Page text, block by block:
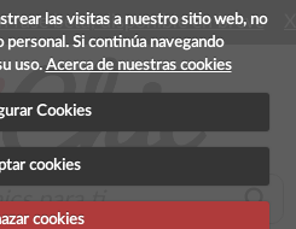
las visitas a nuestro sitio web, no
personal. Si continúa navegando
uso. Acerca de nuestras cookies
Cookies
cookies
cookies
fase beta, disponible en breve
search